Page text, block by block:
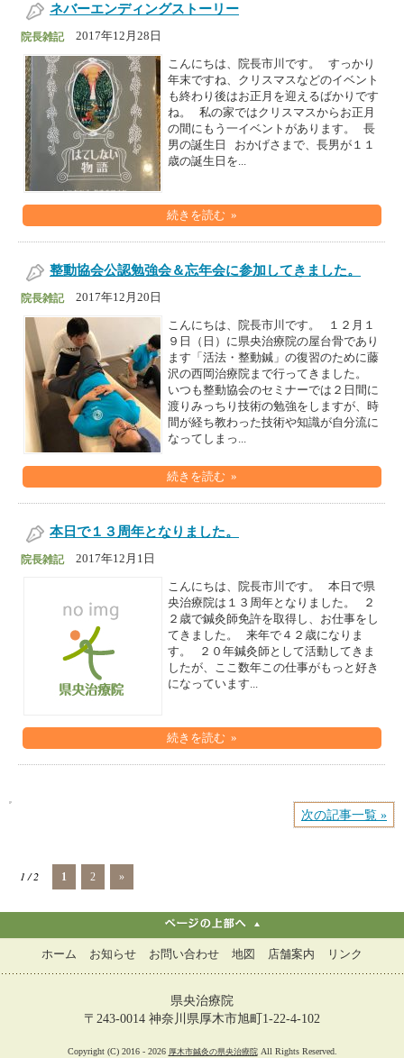
ネバーエンディングストーリー
2017年12月28日
院長雑記
こんにちは、院長市川です。 すっかり
年末ですね、クリスマスなどのイベント
も終わり後はお正月を迎えるばかりです
ね。 私の家ではクリスマスからお正月
の間にもう一イベントがあります。 長
男の誕生日 おかげさまで、長男が１１
歳の誕生日を...
続きを読む »
整動協会公認勉強会＆忘年会に参加してきました。
2017年12月20日
院長雑記
こんにちは、院長市川です。 １２月１
９日（日）に県央治療院の屋台骨であり
ます「活法・整動鍼」の復習のために藤
沢の西岡治療院まで行ってきました。
いつも整動協会のセミナーでは２日間に
渡りみっちり技術の勉強をしますが、時
間が経ち教わった技術や知識が自分流に
なってしまっ...
続きを読む »
本日で１３周年となりました。
2017年12月1日
院長雑記
こんにちは、院長市川です。 本日で県
央治療院は１３周年となりました。 ２
２歳で鍼灸師免許を取得し、お仕事をし
てきました。 来年で４２歳になりま
す。 ２０年鍼灸師として活動してきま
したが、ここ数年この仕事がもっと好き
になっています...
続きを読む »
次の記事一覧 »
1 / 2 1 2 »
ホーム お知らせ お問い合わせ 地図 店舗案内 リンク
県央治療院
〒243-0014 神奈川県厚木市旭町1-22-4-102
Copyright (C) 2016 - 2026 厚木市鍼灸の県央治療院All Rights Reserved.